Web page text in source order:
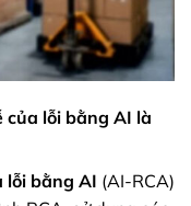
của lỗi bằng AI là
lỗi bằng AI (AI-RCA)